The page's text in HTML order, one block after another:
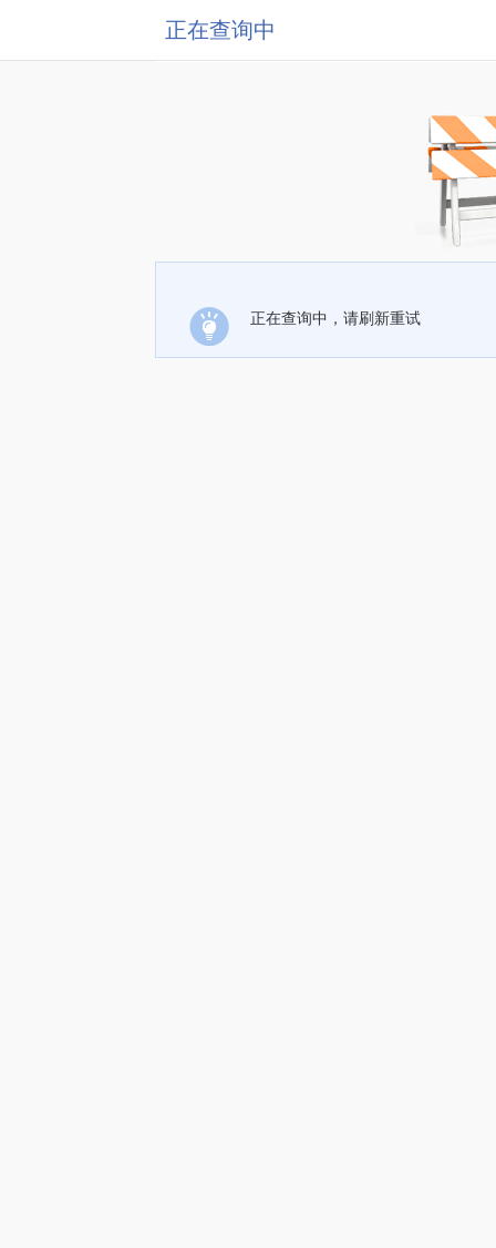
正在查询中
正在查询中，请刷新重试